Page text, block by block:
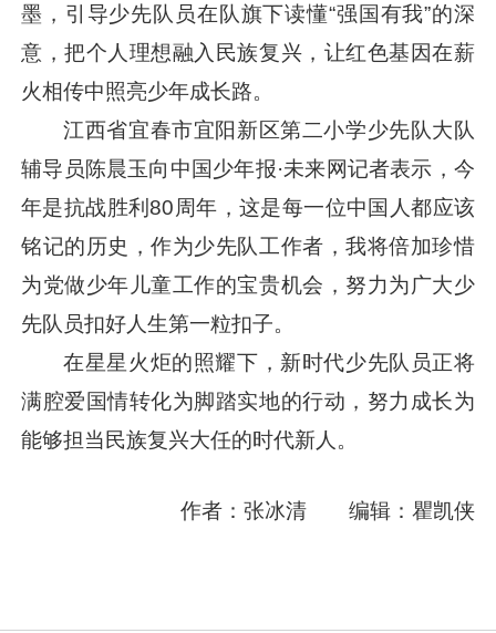
墨，引导少先队员在队旗下读懂“强国有我”的深
意，把个人理想融入民族复兴，让红色基因在薪
火相传中照亮少年成长路。
江西省宜春市宜阳新区第二小学少先队大队
辅导员陈晨玉向中国少年报·未来网记者表示，今
年是抗战胜利80周年，这是每一位中国人都应该
铭记的历史，作为少先队工作者，我将倍加珍惜
为党做少年儿童工作的宝贵机会，努力为广大少
先队员扣好人生第一粒扣子。
在星星火炬的照耀下，新时代少先队员正将
满腔爱国情转化为脚踏实地的行动，努力成长为
能够担当民族复兴大任的时代新人。
作者：张冰清 编辑：瞿凯侠